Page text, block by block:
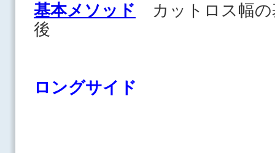
基本メソッド
カットロス幅
後
ロングサイド